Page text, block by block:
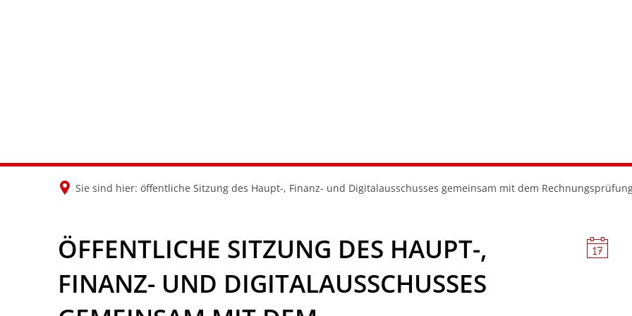
Sie sind hier: öffentliche Sitzung des Haupt-, Finanz- und Digitalausschusses gemeinsam mit dem
ÖFFENTLICHE SITZUNG DES HAUPT-,
FINANZ- UND DIGITALAUSSCHUSSES